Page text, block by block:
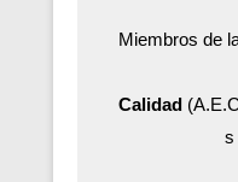
Miembros de
Calidad
s